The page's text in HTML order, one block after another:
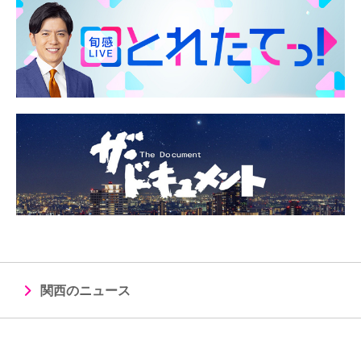
関西のニュース